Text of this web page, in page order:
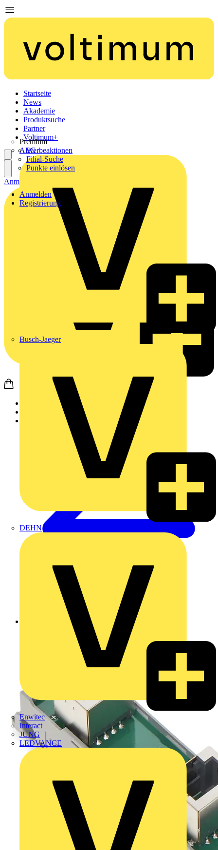
Startseite
News
Akademie
Produktsuche
Partner
Premium
AEG
Busch-Jaeger
DEHN
Enwitec
Interact
JUNG
LEDVANCE
Voltimum+
Werbeaktionen
Filial-Suche
Punkte einlösen
Anmelden
Registrierung
Anmelden
Zurück zu Produkte